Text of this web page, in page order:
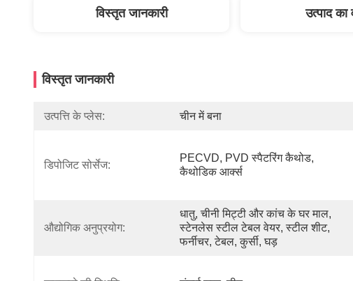
विस्तृत जानकारी उत्पाद का
विस्तृत जानकारी
उत्पत्ति के प्लेस: चीन में बना
डिपोजिट सोर्सेज:
PECVD, PVD स्पैटरिंग कैथोड,
कैथोडिक आर्क्स
औद्योगिक अनुप्रयोग:
धातु, चीनी मिट्टी और कांच के घर माल,
स्टेनलेस स्टील टेबल वेयर, स्टील शीट,
फर्नीचर, टेबल, कुर्सी, घड़